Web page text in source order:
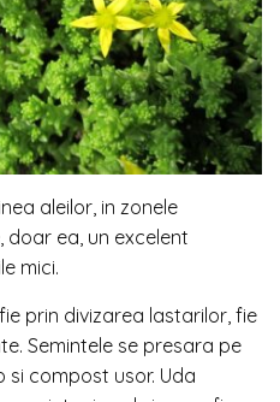
aleilor, in zonele
ea, un excelent
mici.
prin divizarea lastarilor, fie
Semintele se presara pe
si compost usor. Uda